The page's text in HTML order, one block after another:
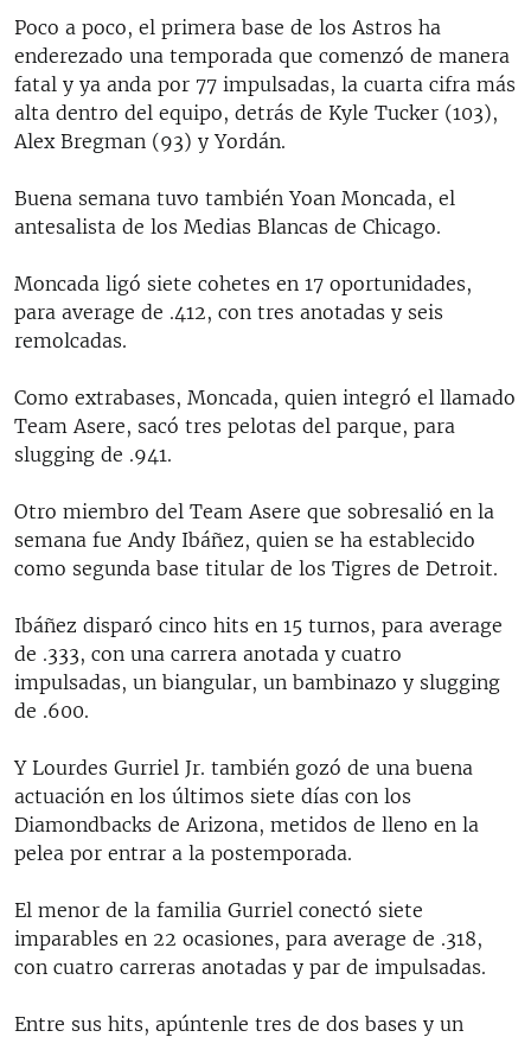
Poco a poco, el primera base de los Astros ha
enderezado una temporada que comenzó de manera
fatal y ya anda por 77 impulsadas, la cuarta cifra más
alta dentro del equipo, detrás de Kyle Tucker (103),
Alex Bregman (93) y Yordán.
Buena semana tuvo también Yoan Moncada, el
antesalista de los Medias Blancas de Chicago.
Moncada ligó siete cohetes en 17 oportunidades,
para average de .412, con tres anotadas y seis
remolcadas.
Como extrabases, Moncada, quien integró el llamado
Team Asere, sacó tres pelotas del parque, para
slugging de .941.
Otro miembro del Team Asere que sobresalió en la
semana fue Andy Ibáñez, quien se ha establecido
como segunda base titular de los Tigres de Detroit.
Ibáñez disparó cinco hits en 15 turnos, para average
de .333, con una carrera anotada y cuatro
impulsadas, un biangular, un bambinazo y slugging
de .600.
Y Lourdes Gurriel Jr. también gozó de una buena
actuación en los últimos siete días con los
Diamondbacks de Arizona, metidos de lleno en la
pelea por entrar a la postemporada.
El menor de la familia Gurriel conectó siete
imparables en 22 ocasiones, para average de .318,
con cuatro carreras anotadas y par de impulsadas.
Entre sus hits, apúntenle tres de dos bases y un